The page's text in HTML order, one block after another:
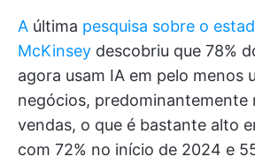
A última pesquisa sobre o
McKinsey descobriu que 78%
agora usam IA em pelo menos
negócios, predominantemente
vendas, o que é bastante alto
com 72% no início de 2024 e